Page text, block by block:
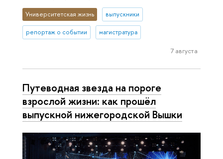
Университетская жизнь выпускники
репортаж о событии магистратура
7 августа
Путеводная звезда на пороге
взрослой жизни: как прошёл
выпускной нижегородской Вышки